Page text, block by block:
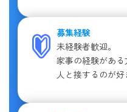
募集経験
未経験者歓迎。
家事の経験がある
人と接するのが好